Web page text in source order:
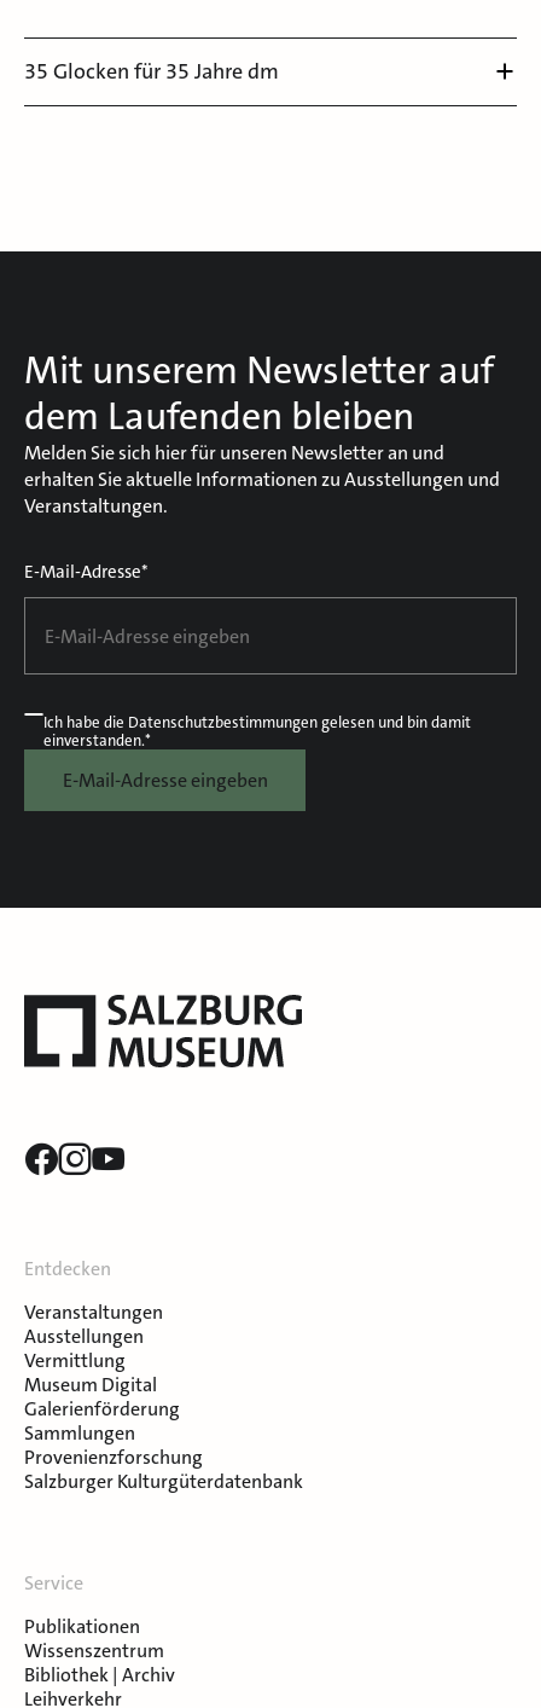
35 Glocken für 35 Jahre dm
Mit unserem Newsletter auf
dem Laufenden bleiben
Melden Sie sich hier für unseren Newsletter an und
erhalten Sie aktuelle Informationen zu Ausstellungen und
Veranstaltungen.
E-Mail-Adresse*
Ich habe die Datenschutzbestimmungengelesen und bin damit
einverstanden.*
E-Mail-Adresse eingeben
Entdecken
Veranstaltungen
Ausstellungen
Vermittlung
Museum Digital
Galerienförderung
Sammlungen
Provenienzforschung
Salzburger Kulturgüterdatenbank
Service
Publikationen
Wissenszentrum
Bibliothek | Archiv
Leihverkehr